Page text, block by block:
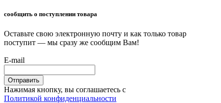
сообщить о поступлении товара
Оставьте свою электронную почту и как только товар
поступит — мы сразу же сообщим Вам!
E-mail
Отправить
Нажимая кнопку, вы соглашаетесь с
Политикой конфиденциальности